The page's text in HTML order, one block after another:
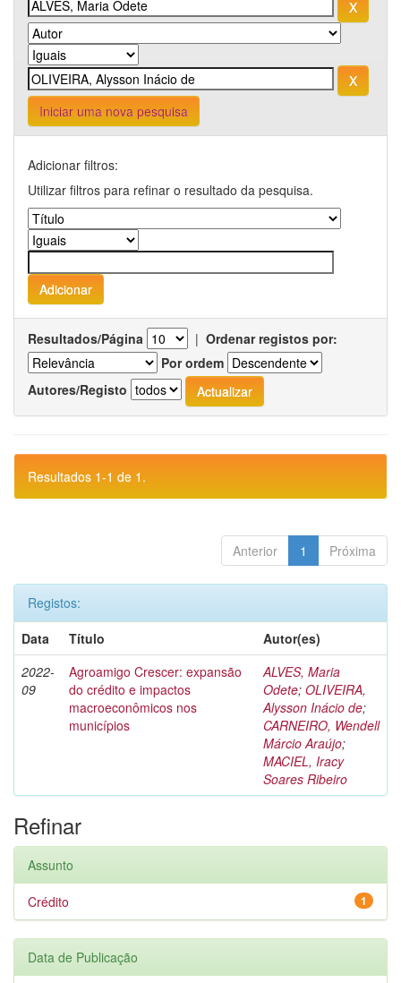
Iniciar uma nova pesquisa
Adicionar filtros:
Utilizar filtros para refinar o resultado da pesquisa.
Resultados/Página | Ordenar registos por:
Por ordem
Autores/Registo
Resultados 1-1 de 1.
Anterior 1 Próxima
Registos:
Data
Título
Autor(es)
2022-
09
Agroamigo Crescer: expansão
do crédito e impactos
macroeconômicos nos
municípios
ALVES, Maria
Odete; OLIVEIRA,
Alysson Inácio de;
CARNEIRO, Wendell
Márcio Araújo;
MACIEL, Iracy
Soares Ribeiro
Refinar
Assunto
1
Crédito
Data de Publicação